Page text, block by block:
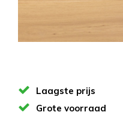
Laagste prijs
Grote voorraad